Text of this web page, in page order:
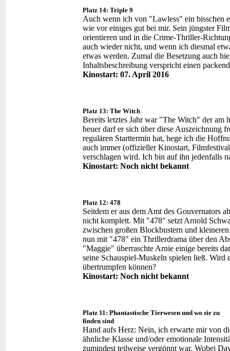
Platz 14: Triple 9
Auch wenn ich von "Lawless" ein bisschen
wie vor einiges gut bei mir. Sein jüngster
orientieren und in die Crime-Thriller-
auch wieder nicht, und wenn ich diesmal
etwas werden. Zumal die Besetzung auch
Inhaltsbeschreibung verspricht einen
Kinostart: 07. April 2016
Platz 13: The Witch
Bereits letztes Jahr war "The Witch" der am
heuer darf er sich über diese Auszeichnung
regulären Starttermin hat, hege ich die
auch immer (offizieller Kinostart,
verschlagen wird. Ich bin auf ihn jedenfalls
Kinostart: Noch nicht bekannt
Platz 12: 478
Seitdem er aus dem Amt des Gouvernators
nicht komplett. Mit "478" setzt Arnold
zwischen großen Blockbustern und
nun mit "478" ein Thrillerdrama über den
"Maggie" überraschte Arnie einige bereits
seine Schauspiel-Muskeln spielen ließ. Wird
übertrumpfen können?
Kinostart: Noch nicht bekannt
Platz 11: Phantastische Tierwesen und wo sie zu
finden sind
Hand aufs Herz: Nein, ich erwarte mir von
ähnliche Klasse und/oder emotionale
zumindest teilweise vergönnt war. Wobei